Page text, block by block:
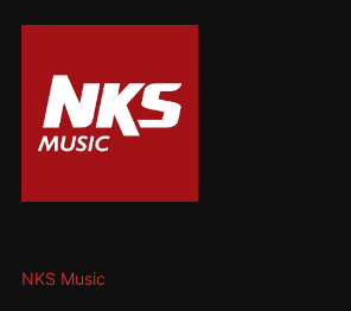
NKS Music